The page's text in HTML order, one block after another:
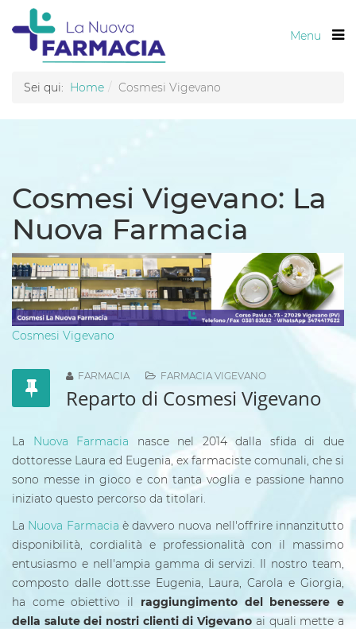
Menu
Sei qui: Home Cosmesi Vigevano
Cosmesi Vigevano: La
Nuova Farmacia
Cosmesi Vigevano
FARMACIA FARMACIA VIGEVANO
Reparto di Cosmesi Vigevano
La Nuova Farmacia nasce nel 2014 dalla sfida di due
dottoresse Laura ed Eugenia, ex farmaciste comunali, che si
sono messe in gioco e con tanta voglia e passione hanno
iniziato questo percorso da titolari.
La Nuova Farmacia è davvero nuova nell'offrire innanzitutto
disponibilità, cordialità e professionalità con il massimo
entusiasmo e nell'ampia gamma di servizi. Il nostro team,
composto dalle dott.sse Eugenia, Laura, Carola e Giorgia,
ha come obiettivo il raggiungimento del benessere e
della salute dei nostri clienti di Vigevano ai quali mette a